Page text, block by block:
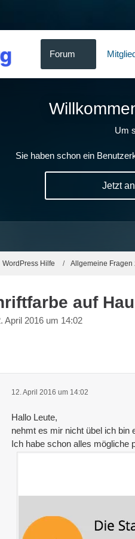
Forum
Um
Sie haben schon ein
Jetzt
WordPress Hilfe Allgemeine Fragen
auf
April 2016 um 14:02
12. April 2016 um 14:02
Hallo Leute,
nehmt es mir nicht übel ich bin
Ich habe schon alles mögliche